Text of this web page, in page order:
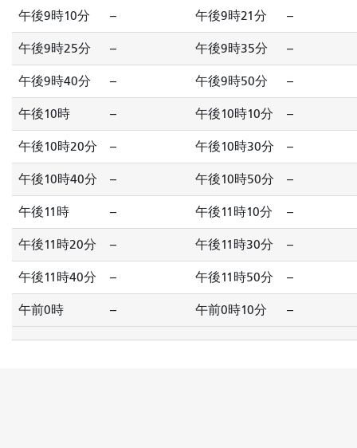
午後9時10分 -- 午後9時21分 --
午後9時25分 -- 午後9時35分 --
午後9時40分 -- 午後9時50分 --
午後10時 -- 午後10時10分 --
午後10時20分 -- 午後10時30分 --
午後10時40分 -- 午後10時50分 --
午後11時 -- 午後11時10分 --
午後11時20分 -- 午後11時30分 --
午後11時40分 -- 午後11時50分 --
午前0時 -- 午前0時10分 --